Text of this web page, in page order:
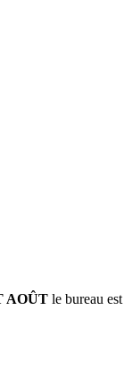
AOÛT le bureau